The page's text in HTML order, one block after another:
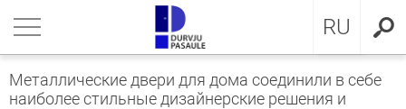
RU
LV
Металлические двери для дома соединили в себе
наиболее стильные дизайнерские решения и